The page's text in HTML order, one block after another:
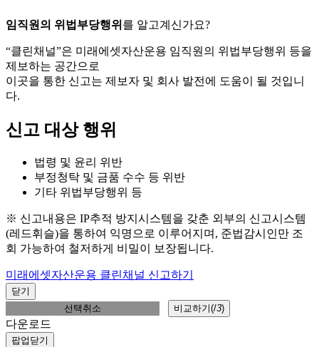
임직원의 위법부당행위 를 알고계신가요?
“클린채널”은 미래에셋자산운용 임직원의 위법부당행위 등을
제보하는 공간으로
이곳을 통한 신고는 제보자 및 회사 발전에 도움이 될 것입니
다.
신고 대상 행위
법령 및 윤리 위반
부정청탁 및 금품 수수 등 위반
기타 위법부당행위 등
※ 신고내용은 IP추적 방지시스템을 갖춘 외부의 신고시스템
(레드휘슬)을 통하여 익명으로 이루어지며, 준법감시인만 조
회 가능하여 철저하게 비밀이 보장됩니다.
미래에셋자산운용 클린채널 신고하기
닫기
선택취소
비교하기(/3)
다운로드
팝업닫기